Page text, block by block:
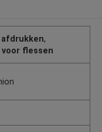
afdrukken,
flessen